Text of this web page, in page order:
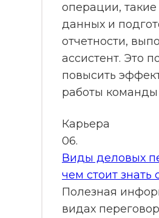
операции, такие
данных и
отчетности,
ассистент. Это
повысить
работы команды
Карьера
06.
Виды деловых
чем стоит знать
Полезная
видах